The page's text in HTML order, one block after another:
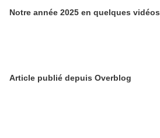
Notre année 2025 en quelques vidéos
Article publié depuis Overblog